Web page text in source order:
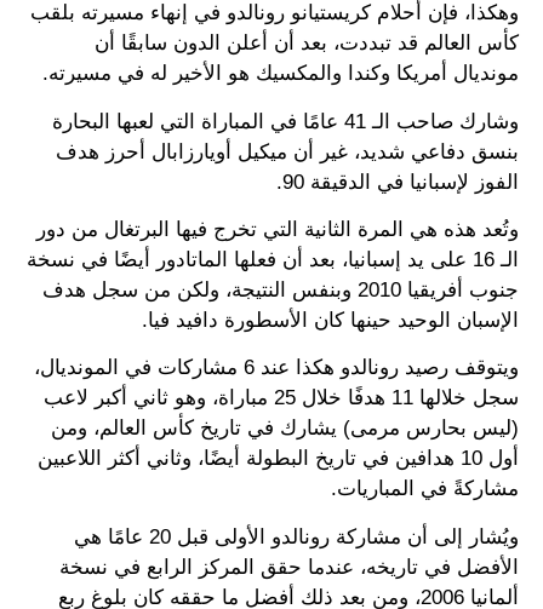
وهكذا، فإن أحلام كريستيانو رونالدو في إنهاء مسيرته بلقب
كأس العالم قد تبددت، بعد أن أعلن الدون سابقًا أن
مونديال أمريكا وكندا والمكسيك هو الأخير له في مسيرته.
وشارك صاحب الـ 41 عامًا في المباراة التي لعبها البحارة
بنسق دفاعي شديد، غير أن ميكيل أويارزابال أحرز هدف
الفوز لإسبانيا في الدقيقة 90.
وتُعد هذه هي المرة الثانية التي تخرج فيها البرتغال من دور
الـ 16 على يد إسبانيا، بعد أن فعلها الماتادور أيضًا في نسخة
جنوب أفريقيا 2010 وبنفس النتيجة، ولكن من سجل هدف
الإسبان الوحيد حينها كان الأسطورة دافيد فيا.
ويتوقف رصيد رونالدو هكذا عند 6 مشاركات في المونديال،
سجل خلالها 11 هدفًا خلال 25 مباراة، وهو ثاني أكبر لاعب
(ليس بحارس مرمى) يشارك في تاريخ كأس العالم، ومن
أول 10 هدافين في تاريخ البطولة أيضًا، وثاني أكثر اللاعبين
مشاركةً في المباريات.
ويُشار إلى أن مشاركة رونالدو الأولى قبل 20 عامًا هي
الأفضل في تاريخه، عندما حقق المركز الرابع في نسخة
ألمانيا 2006، ومن بعد ذلك أفضل ما حققه كان بلوغ ربع